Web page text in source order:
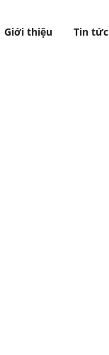
Giới thiệu Tin tức